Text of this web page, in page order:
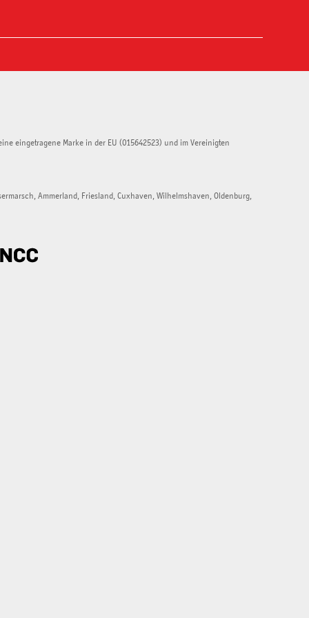
eingetragene Marke in der EU (015642523) und im Vereinigten
Ammerland, Friesland, Cuxhaven, Wilhelmshaven, Oldenburg,